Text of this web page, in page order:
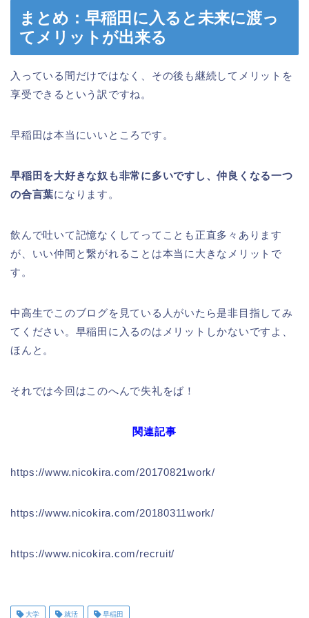
まとめ：早稲田に入ると未来に渡っ
てメリットが出来る
入っている間だけではなく、その後も継続してメリットを
享受できるという訳ですね。
早稲田は本当にいいところです。
早稲田を大好きな奴も非常に多いですし、仲良くなる一つ
の合言葉になります。
飲んで吐いて記憶なくしてってことも正直多々あります
が、いい仲間と繋がれることは本当に大きなメリットで
す。
中高生でこのブログを見ている人がいたら是非目指してみ
てください。早稲田に入るのはメリットしかないですよ、
ほんと。
それでは今回はこのへんで失礼をば！
関連記事
https://www.nicokira.com/20170821work/
https://www.nicokira.com/20180311work/
https://www.nicokira.com/recruit/
大学 就活 早稲田